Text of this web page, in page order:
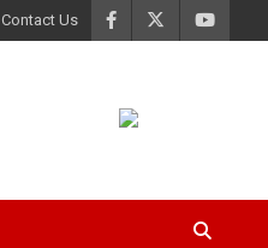
Contact Us